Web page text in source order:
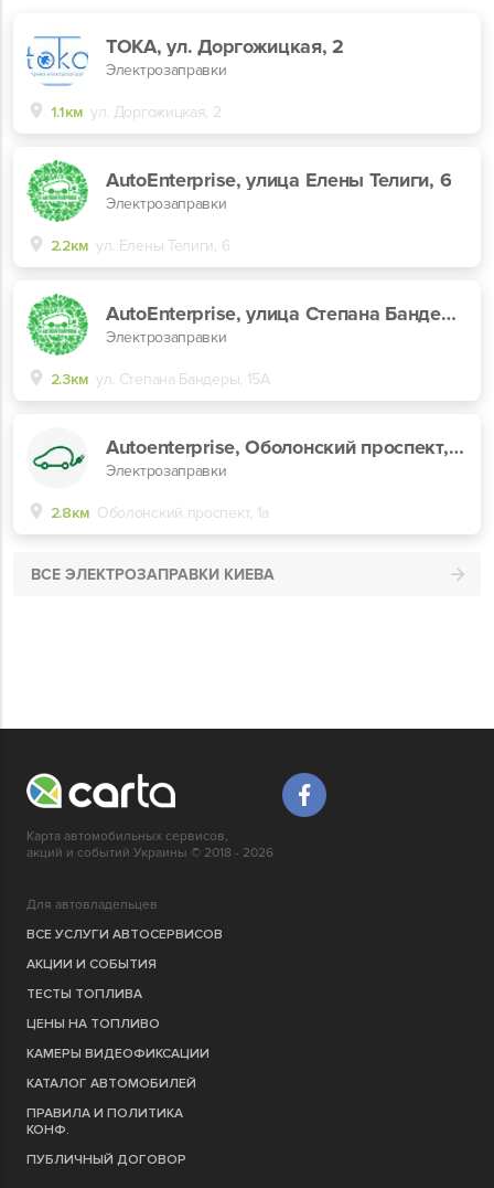
TOKA, ул. Доргожицкая, 2
Электрозаправки
1.1км ул. Доргожицкая, 2
AutoEnterprise, улица Елены Телиги, 6
Электрозаправки
2.2км ул. Елены Телиги, 6
AutoEnterprise, улица Степана Бандеры, 15А
Электрозаправки
2.3км ул. Степана Бандеры, 15А
Autoenterprise, Оболонский проспект, 1а
Электрозаправки
2.8км Оболонский проспект, 1а
ВСЕ ЭЛЕКТРОЗАПРАВКИ КИЕВА
Карта автомобильных сервисов,
акций и событий Украины © 2018 - 2026
Для автовладельцев
ВСЕ УСЛУГИ АВТОСЕРВИСОВ
АКЦИИ И СОБЫТИЯ
ТЕСТЫ ТОПЛИВА
ЦЕНЫ НА ТОПЛИВО
КАМЕРЫ ВИДЕОФИКСАЦИИ
КАТАЛОГ АВТОМОБИЛЕЙ
ПРАВИЛА И ПОЛИТИКА
КОНФ.
ПУБЛИЧНЫЙ ДОГОВОР